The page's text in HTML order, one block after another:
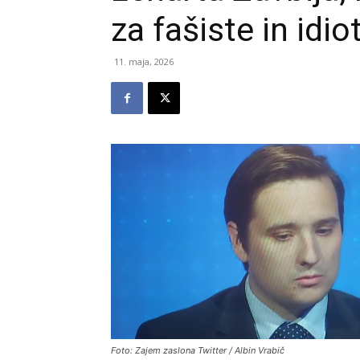
za fašiste in
11. maja, 2026
Foto: Zajem zaslona Twitter / Albin Vrabič